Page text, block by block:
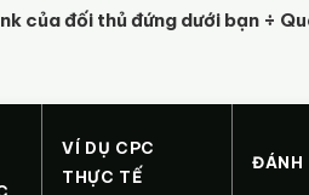
của đối thủ đứng dưới bạn ÷
VÍ DỤ CPC
THỰC TẾ
ĐÁNH